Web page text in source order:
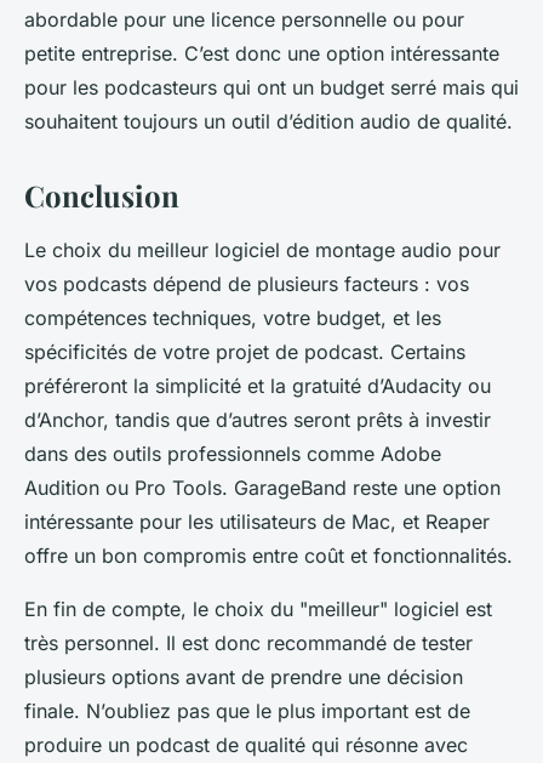
abordable pour une licence personnelle ou pour
petite entreprise. C’est donc une option intéressante
pour les podcasteurs qui ont un budget serré mais qui
souhaitent toujours un outil d’édition audio de qualité.
Conclusion
Le choix du meilleur logiciel de montage audio pour
vos podcasts dépend de plusieurs facteurs : vos
compétences techniques, votre budget, et les
spécificités de votre projet de podcast. Certains
préféreront la simplicité et la gratuité d’Audacity ou
d’Anchor, tandis que d’autres seront prêts à investir
dans des outils professionnels comme Adobe
Audition ou Pro Tools. GarageBand reste une option
intéressante pour les utilisateurs de Mac, et Reaper
offre un bon compromis entre coût et fonctionnalités.
En fin de compte, le choix du "meilleur" logiciel est
très personnel. Il est donc recommandé de tester
plusieurs options avant de prendre une décision
finale. N’oubliez pas que le plus important est de
produire un podcast de qualité qui résonne avec